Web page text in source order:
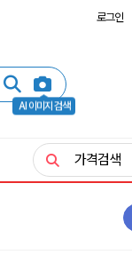
로그인
AI 이미지 검색
가격검색